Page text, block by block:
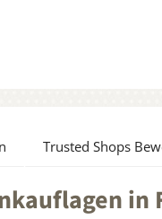
Trusted Shops
in